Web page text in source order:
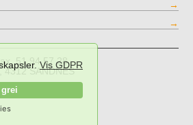
Vis GDPR
grei
51 94 57 28
4312 SANDNES